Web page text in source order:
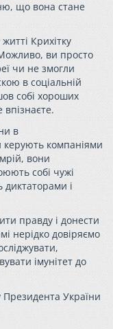
що вона стане
Крихітку
ви просто
чи не змогли
в соціальній
собі хороших
в
компаніями
вони
собі чужі
диктаторами і
правду і донести
нерідко довіряємо
імунітет до
Президента України